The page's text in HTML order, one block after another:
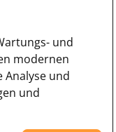
und
modernen
Analyse und
und